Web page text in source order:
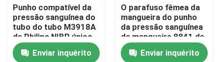
notícias
Cabo paciente de ECG
Punho compatível da
pressão sanguínea do
tubo do tubo M3918A
de Philips NIBP único
para o adulto
Enviar inquérito
O parafuso fêmea da
mangueira do punho
da pressão sanguínea
da mangueira 8841 de
Critikon Dinamap NIBP
rosqueouEnviar inquérito